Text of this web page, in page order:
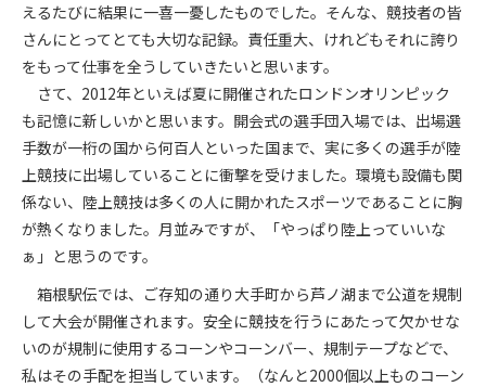
えるたびに結果に一喜一憂したものでした。そんな、競技者の皆
さんにとってとても大切な記録。責任重大、けれどもそれに誇り
をもって仕事を全うしていきたいと思います。
さて、2012年といえば夏に開催されたロンドンオリンピック
も記憶に新しいかと思います。開会式の選手団入場では、出場選
手数が一桁の国から何百人といった国まで、実に多くの選手が陸
上競技に出場していることに衝撃を受けました。環境も設備も関
係ない、陸上競技は多くの人に開かれたスポーツであることに胸
が熱くなりました。月並みですが、「やっぱり陸上っていいな
ぁ」と思うのです。
箱根駅伝では、ご存知の通り大手町から芦ノ湖まで公道を規制
して大会が開催されます。安全に競技を行うにあたって欠かせな
いのが規制に使用するコーンやコーンバー、規制テープなどで、
私はその手配を担当しています。（なんと2000個以上ものコーン